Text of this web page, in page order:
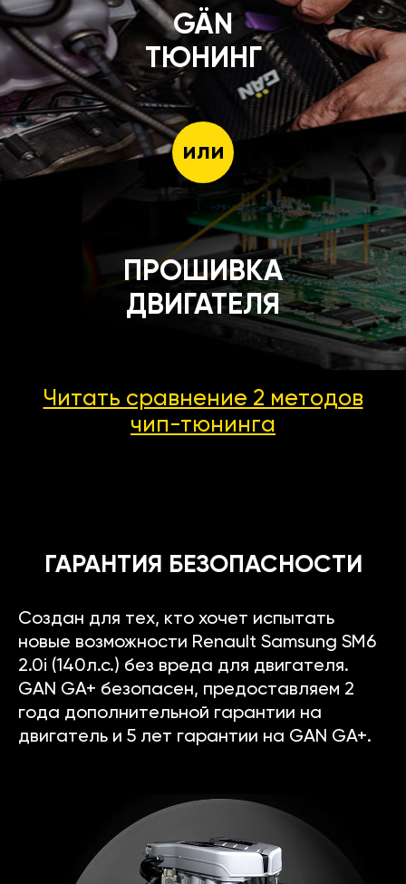
GÄN
ТЮНИНГ
или
ПРОШИВКА
ДВИГАТЕЛЯ
Читать сравнение 2 методов
чип-тюнинга
ГАРАНТИЯ БЕЗОПАСНОСТИ
Создан для тех, кто хочет испытать
новые возможности Renault Samsung SM6
2.0i (140л.с.) без вреда для двигателя.
GAN GA+ безопасен, предоставляем 2
года дополнительной гарантии на
двигатель и 5 лет гарантии на GAN GA+.